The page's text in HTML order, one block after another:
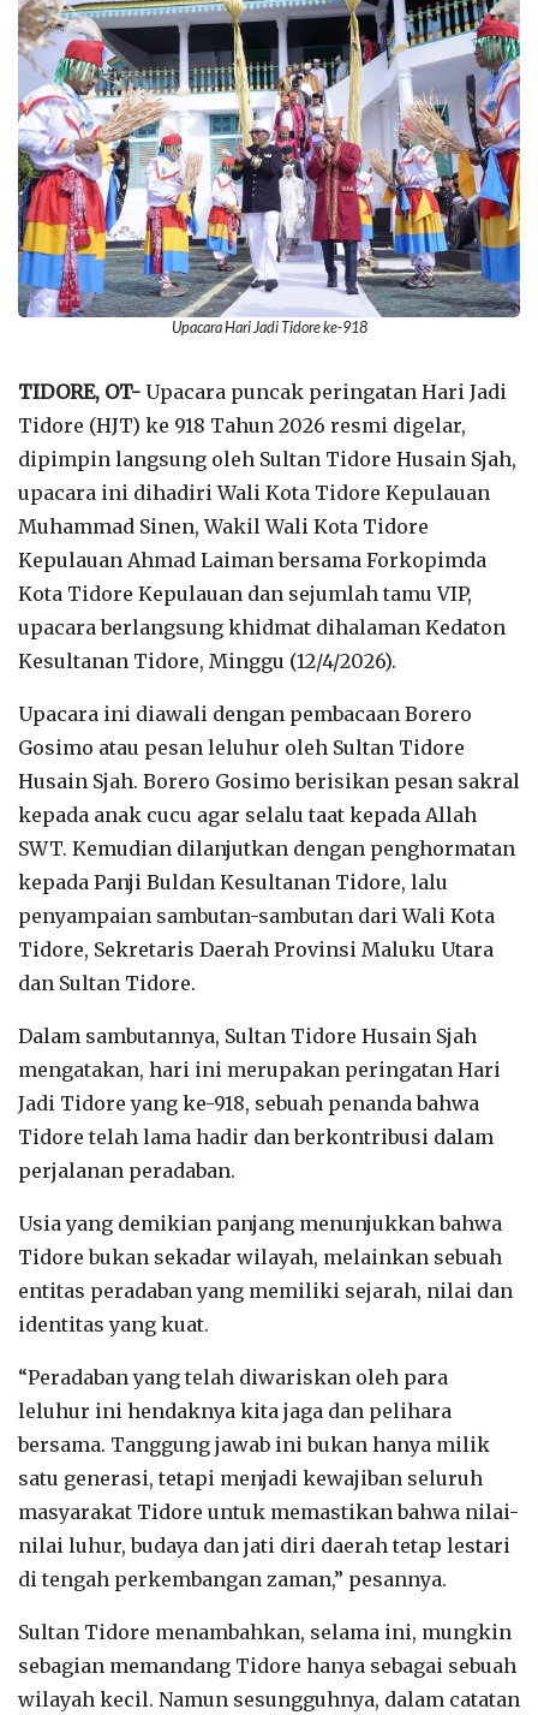
Upacara Hari Jadi Tidore ke-918
TIDORE, OT- Upacara puncak peringatan Hari Jadi
Tidore (HJT) ke 918 Tahun 2026 resmi digelar,
dipimpin langsung oleh Sultan Tidore Husain Sjah,
upacara ini dihadiri Wali Kota Tidore Kepulauan
Muhammad Sinen, Wakil Wali Kota Tidore
Kepulauan Ahmad Laiman bersama Forkopimda
Kota Tidore Kepulauan dan sejumlah tamu VIP,
upacara berlangsung khidmat dihalaman Kedaton
Kesultanan Tidore, Minggu (12/4/2026).
Upacara ini diawali dengan pembacaan Borero
Gosimo atau pesan leluhur oleh Sultan Tidore
Husain Sjah. Borero Gosimo berisikan pesan sakral
kepada anak cucu agar selalu taat kepada Allah
SWT. Kemudian dilanjutkan dengan penghormatan
kepada Panji Buldan Kesultanan Tidore, lalu
penyampaian sambutan-sambutan dari Wali Kota
Tidore, Sekretaris Daerah Provinsi Maluku Utara
dan Sultan Tidore.
Dalam sambutannya, Sultan Tidore Husain Sjah
mengatakan, hari ini merupakan peringatan Hari
Jadi Tidore yang ke-918, sebuah penanda bahwa
Tidore telah lama hadir dan berkontribusi dalam
perjalanan peradaban.
Usia yang demikian panjang menunjukkan bahwa
Tidore bukan sekadar wilayah, melainkan sebuah
entitas peradaban yang memiliki sejarah, nilai dan
identitas yang kuat.
“Peradaban yang telah diwariskan oleh para
leluhur ini hendaknya kita jaga dan pelihara
bersama. Tanggung jawab ini bukan hanya milik
satu generasi, tetapi menjadi kewajiban seluruh
masyarakat Tidore untuk memastikan bahwa nilai-
nilai luhur, budaya dan jati diri daerah tetap lestari
di tengah perkembangan zaman,” pesannya.
Sultan Tidore menambahkan, selama ini, mungkin
sebagian memandang Tidore hanya sebagai sebuah
wilayah kecil. Namun sesungguhnya, dalam catatan